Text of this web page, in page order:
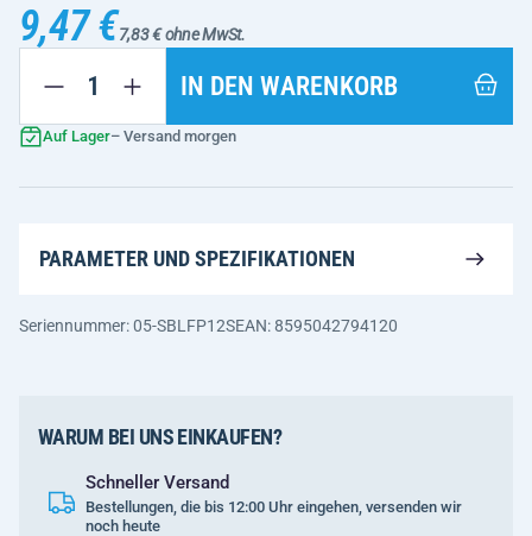
9,47 €7,83 € ohne MwSt.
IN DEN WARENKORB
Auf Lager– Versand morgen
PARAMETER UND SPEZIFIKATIONEN
Seriennummer: 05-SBLFP12SEAN: 8595042794120
WARUM BEI UNS EINKAUFEN?
Schneller Versand
Bestellungen, die bis 12:00 Uhr eingehen, versenden wir
noch heute